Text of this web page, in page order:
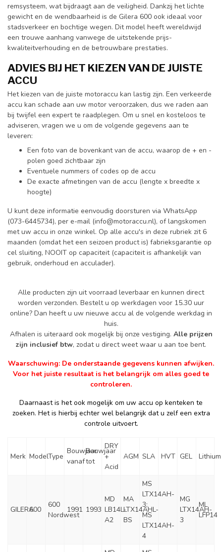
remsysteem, wat bijdraagt aan de veiligheid. Dankzij het lichte
gewicht en de wendbaarheid is de Gilera 600 ook ideaal voor
stadsverkeer en bochtige wegen. Dit model heeft wereldwijd
een trouwe aanhang vanwege de uitstekende prijs-
kwaliteitverhouding en de betrouwbare prestaties.
ADVIES BIJ HET KIEZEN VAN DE JUISTE
ACCU
Het kiezen van de juiste motoraccu kan lastig zijn. Een verkeerde
accu kan schade aan uw motor veroorzaken, dus we raden aan
bij twijfel een expert te raadplegen. Om u snel en kosteloos te
adviseren, vragen we u om de volgende gegevens aan te
leveren:
Een foto van de bovenkant van de accu, waarop de + en -
polen goed zichtbaar zijn
Eventuele nummers of codes op de accu
De exacte afmetingen van de accu (lengte x breedte x
hoogte)
U kunt deze informatie eenvoudig doorsturen via WhatsApp
(073-6445734), per e-mail (info@motoraccu.nl), of langskomen
met uw accu in onze winkel. Op alle accu's in deze rubriek zit 6
maanden (omdat het een seizoen product is) fabrieksgarantie op
cel sluiting, NOOIT op capaciteit (capaciteit is afhankelijk van
gebruik, onderhoud en acculader).
Alle producten zijn uit voorraad leverbaar en kunnen direct
worden verzonden. Bestelt u op werkdagen voor 15.30 uur
online? Dan heeft u uw nieuwe accu al de volgende werkdag in
huis.
Afhalen is uiteraard ook mogelijk bij onze vestiging. Alle prijzen
zijn inclusief btw, zodat u direct weet waar u aan toe bent.
Waarschuwing: De onderstaande gegevens kunnen afwijken.
Voor het juiste resultaat is het belangrijk om alles goed te
controleren.
Daarnaast is het ook mogelijk om uw accu op kenteken te
zoeken. Het is hierbij echter wel belangrijk dat u zelf een extra
controle uitvoert.
Merk ModelType
Bouwjaar
vanaf
Bouwjaar
tot
DRY
+
Acid
AGM SLA HVT GEL Lithium
GILERA600
600
Nordwest
1991 1993
MD
LB14L-
A2
MA
LTX14AHL-
BS
MS
LTX14AH-
3;
MS
LTX14AH-
4
MG
LTX14AH-
3
ML
LFP14